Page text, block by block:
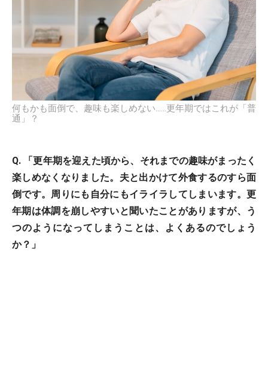
何もかも面倒で、趣味も楽しめない……更年期ではこれが「普
通」？
Q. 「更年期を迎えた頃から、それまでの趣味がまったく
楽しめなくなりました。夫と出かけて外食するのすら面
倒です。周りにも自分にもイライラしてしまいます。更
年期は体調を崩しやすいと聞いたことがありますが、う
つのようになってしまうことは、よくあるのでしょう
か？」